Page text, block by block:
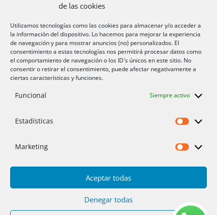
de las cookies
Utilizamos tecnologías como las cookies para almacenar y/o acceder a
la información del dispositivo. Lo hacemos para mejorar la experiencia
de navegación y para mostrar anuncios (no) personalizados. El
consentimiento a estas tecnologías nos permitirá procesar datos como
el comportamiento de navegación o los ID's únicos en este sitio. No
consentir o retirar el consentimiento, puede afectar negativamente a
ciertas características y funciones.
Funcional Siempre activo
Estadísticas
Marketing
Aceptar todas
Denegar todas
Aire acondicionado Alicante
Aire acondicionador Murcia
Aire acondicionado San Juan
Privacidad
Servicios Fotos
Placas solares
Ofertas 2025/26 Contacto